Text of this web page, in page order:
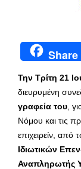
Share
Την Τρίτη 21
διευρυμένη
γραφεία του ,
Νόμου και τις
επιχειρείν, από
Ιδιωτικών
Αναπληρωτής